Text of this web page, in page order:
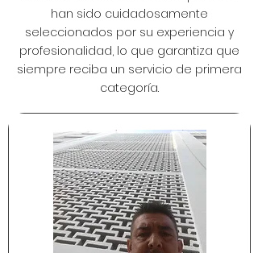
han sido cuidadosamente
seleccionados por su experiencia y
profesionalidad, lo que garantiza que
siempre reciba un servicio de primera
categoría.